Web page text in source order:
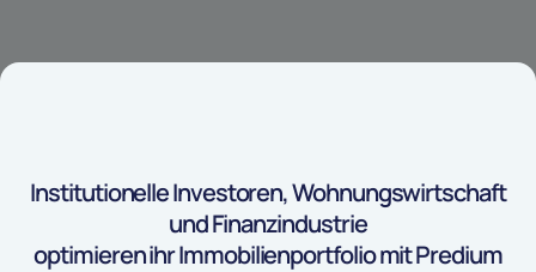
Institutionelle Investoren, Wohnungswirtschaft
und Finanzindustrie
optimieren ihr Immobilienportfolio mit Predium